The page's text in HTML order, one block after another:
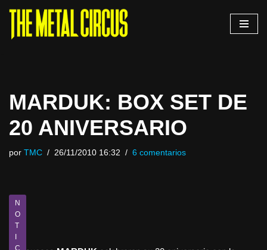
Saltar
MARDUK: BOX SET DE
20 ANIVERSARIO
por TMC 26/11/2010 16:32 6 comentarios
N
O
T
I
C